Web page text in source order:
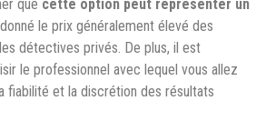
que cette option peut représenter un
le prix généralement élevé des
détectives privés. De plus, il est
le professionnel avec lequel vous allez
fiabilité et la discrétion des résultats